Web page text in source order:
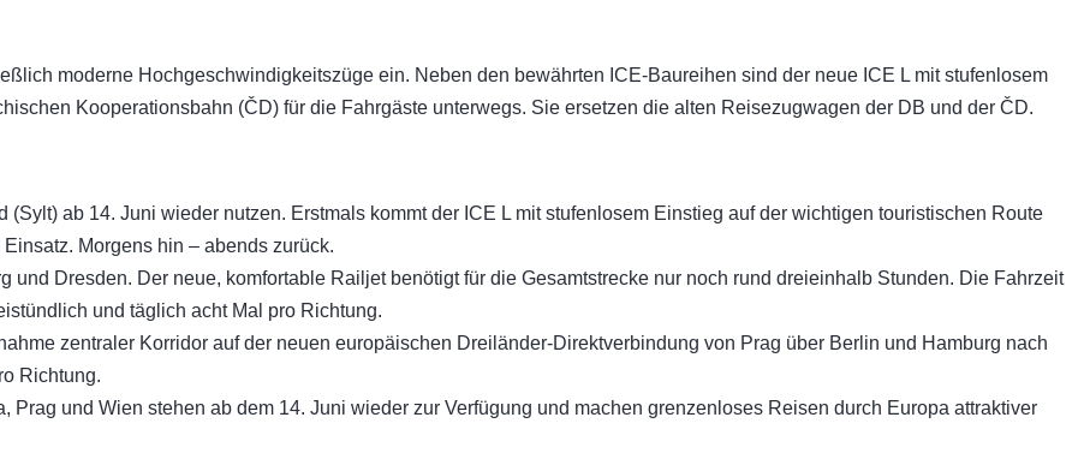
moderne Hochgeschwindigkeitszüge ein. Neben den bewährten ICE-Baureihen sind der neue ICE L mit stufenlosem
Kooperationsbahn (ČD) für die Fahrgäste unterwegs. Sie ersetzen die alten Reisezugwagen der DB und der ČD.
ab 14. Juni wieder nutzen. Erstmals kommt der ICE L mit stufenlosem Einstieg auf der wichtigen touristischen Route
Morgens hin – abends zurück.
und Dresden. Der neue, komfortable Railjet benötigt für die Gesamtstrecke nur noch rund dreieinhalb Stunden. Die Fahrzeit
und täglich acht Mal pro Richtung.
zentraler Korridor auf der neuen europäischen Dreiländer-Direktverbindung von Prag über Berlin und Hamburg nach
Richtung.
und Wien stehen ab dem 14. Juni wieder zur Verfügung und machen grenzenloses Reisen durch Europa attraktiver